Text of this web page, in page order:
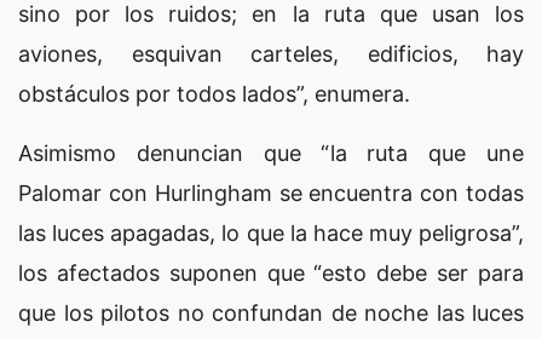
sino por los ruidos; en la ruta que usan los
aviones, esquivan carteles, edificios, hay
obstáculos por todos lados”, enumera.
Asimismo denuncian que “la ruta que une
Palomar con Hurlingham se encuentra con todas
las luces apagadas, lo que la hace muy peligrosa”,
los afectados suponen que “esto debe ser para
que los pilotos no confundan de noche las luces